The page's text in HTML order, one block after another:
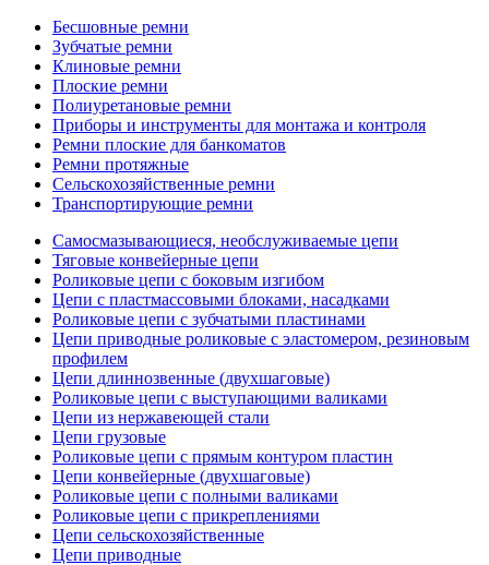
Бесшовные ремни
Зубчатые ремни
Клиновые ремни
Плоские ремни
Полиуретановые ремни
Приборы и инструменты для монтажа и контроля
Ремни плоские для банкоматов
Ремни протяжные
Сельскохозяйственные ремни
Транспортирующие ремни
Самосмазывающиеся, необслуживаемые цепи
Тяговые конвейерные цепи
Роликовые цепи с боковым изгибом
Цепи с пластмассовыми блоками, насадками
Роликовые цепи с зубчатыми пластинами
Цепи приводные роликовые с эластомером, резиновым
профилем
Цепи длиннозвенные (двухшаговые)
Роликовые цепи с выступающими валиками
Цепи из нержавеющей стали
Цепи грузовые
Роликовые цепи с прямым контуром пластин
Цепи конвейерные (двухшаговые)
Роликовые цепи с полными валиками
Роликовые цепи с прикреплениями
Цепи сельскохозяйственные
Цепи приводные